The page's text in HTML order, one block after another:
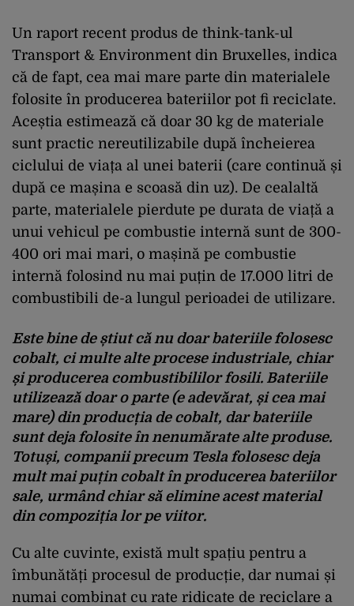
Un raport recent produs de think-tank-ul
Transport & Environment din Bruxelles, indica
că de fapt, cea mai mare parte din materialele
folosite în producerea bateriilor pot fi reciclate.
Aceștia estimează că doar 30 kg de materiale
sunt practic nereutilizabile după încheierea
ciclului de viața al unei baterii (care continuă și
după ce mașina e scoasă din uz). De cealaltă
parte, materialele pierdute pe durata de viață a
unui vehicul pe combustie internă sunt de 300-
400 ori mai mari, o mașină pe combustie
internă folosind nu mai puțin de 17.000 litri de
combustibili de-a lungul perioadei de utilizare.
Este bine de știut că nu doar bateriile folosesc
cobalt, ci multe alte procese industriale, chiar
și producerea combustibililor fosili. Bateriile
utilizează doar o parte (e adevărat, și cea mai
mare) din producția de cobalt, dar bateriile
sunt deja folosite în nenumărate alte produse.
Totuși, companii precum Tesla folosesc deja
mult mai puțin cobalt în producerea bateriilor
sale, urmând chiar să elimine acest material
din compoziția lor pe viitor.
Cu alte cuvinte, există mult spațiu pentru a
îmbunătăți procesul de producție, dar numai și
numai combinat cu rate ridicate de reciclare a